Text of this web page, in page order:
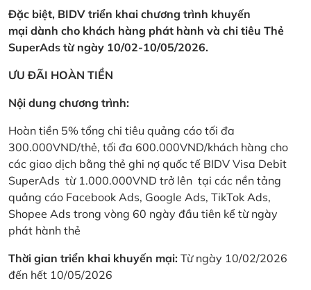
Đặc biệt, BIDV triển khai chương trình khuyến
mại dành cho khách hàng phát hành và chi tiêu Thẻ
SuperAds từ ngày 10/02-10/05/2026.
ƯU ĐÃI HOÀN TIỀN
Nội dung chương trình:
Hoàn tiền 5% tổng chi tiêu quảng cáo tối đa
300.000VND/thẻ, tối đa 600.000VND/khách hàng cho
các giao dịch bằng thẻ ghi nợ quốc tế BIDV Visa Debit
SuperAds từ 1.000.000VND trở lên tại các nền tảng
quảng cáo Facebook Ads, Google Ads, TikTok Ads,
Shopee Ads trong vòng 60 ngày đầu tiên kể từ ngày
phát hành thẻ
Thời gian triển khai khuyến mại: Từ ngày 10/02/2026
đến hết 10/05/2026